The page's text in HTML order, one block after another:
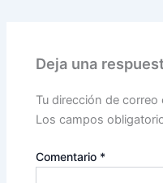
Deja una
Tu dirección de
Los campos
Comentario *